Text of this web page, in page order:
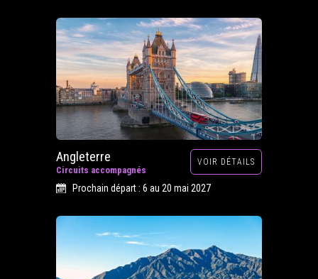
Angleterre
Circuits accompagnés
VOIR DÉTAILS
Prochain départ : 6 au 20 mai 2027